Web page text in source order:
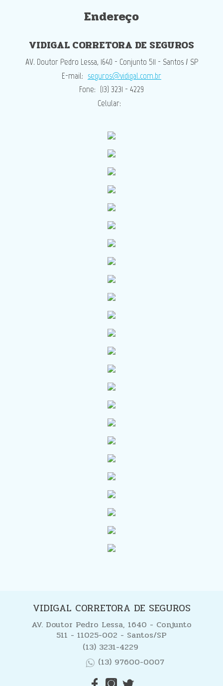
Endereço
VIDIGAL CORRETORA DE SEGUROS
AV. Doutor Pedro Lessa, 1640 - Conjunto 511 - Santos / SP
E-mail: seguros@vidigal.com.br
Fone: (13) 3231 - 4229
Celular:
VIDIGAL CORRETORA DE SEGUROS
AV. Doutor Pedro Lessa, 1640 - Conjunto
511 - 11025-002 - Santos/SP
(13) 3231-4229
(13) 97600-0007